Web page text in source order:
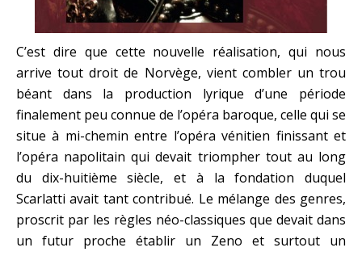
C’est dire que cette nouvelle réalisation, qui nous
arrive tout droit de Norvège, vient combler un trou
béant dans la production lyrique d’une période
finalement peu connue de l’opéra baroque, celle qui se
situe à mi-chemin entre l’opéra vénitien finissant et
l’opéra napolitain qui devait triompher tout au long
du dix-huitième siècle, et à la fondation duquel
Scarlatti avait tant contribué. Le mélange des genres,
proscrit par les règles néo-classiques que devait dans
un futur proche établir un Zeno et surtout un